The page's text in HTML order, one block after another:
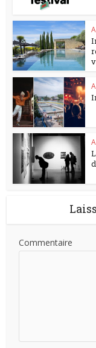
Commentaire